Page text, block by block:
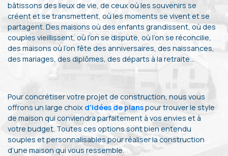
bâtissons des lieux de vie, de ceux où les souvenirs se
créent et se transmettent, où les moments se vivent et se
partagent. Des maisons où des enfants grandissent, où des
couples vieillissent, où l’on se dispute, où l’on se réconcilie,
des maisons où l’on fête des anniversaires, des naissances,
des mariages, des diplômes, des départs à la retraite…
Pour concrétiser votre projet de construction, nous vous
offrons un large choix d’idées de planspour trouver le style
de maison qui conviendra parfaitement à vos envies et à
votre budget. Toutes ces options sont bien entendu
souples et personnalisables pour réaliser la construction
d’une maison qui vous ressemble.